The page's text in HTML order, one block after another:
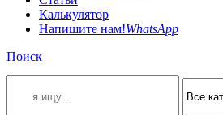
Калькулятор
Напишите нам!WhatsApp
Поиск